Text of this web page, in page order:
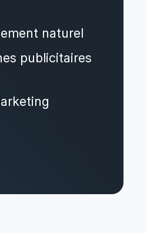
naturel
publicitaires